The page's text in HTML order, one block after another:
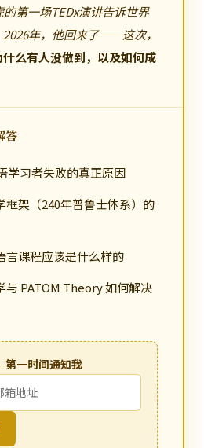
第一场TEDx演讲告诉世界
2026年，他回来了——这次，
什么有人没做到，以及如何成
答
学习者失败的真正原因
框架（240年普鲁士体系）的
言课程应该是什么样的
与 PATOM Theory 如何解决
第一时间通知我